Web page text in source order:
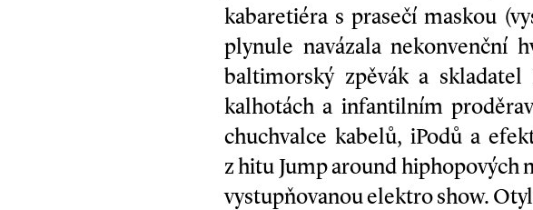
kabaretiéra s prasečí maskou
plynule navázala nekonvenční
baltimorský zpěvák a
kalhotách a infantilním
chuchvalce kabelů, iPodů a
z hitu Jump around hiphopových
vystupňovanou elektro show.